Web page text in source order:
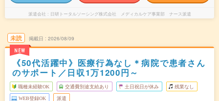
派遣会社 日研トータルソーシング株式会社 メディカルケア事業部 ナース派遣
未読
NEW
掲載日 2026/08/09
《50代活躍中》医療行為なし＊病院で患者さん
のサポート／日収1万1200円～
職種未経験OK 交通費別途支給あり 土日祝日が休み 残業なし
WEB登録OK 派遣